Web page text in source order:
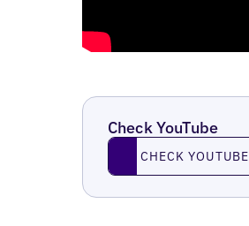
Check YouTube
Check YouTube
CHECK YOUTUBE